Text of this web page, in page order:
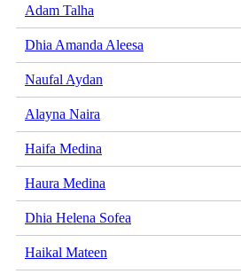
Adam Talha
Dhia Amanda Aleesa
Naufal Aydan
Alayna Naira
Haifa Medina
Haura Medina
Dhia Helena Sofea
Haikal Mateen